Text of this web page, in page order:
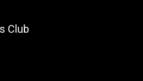
Club